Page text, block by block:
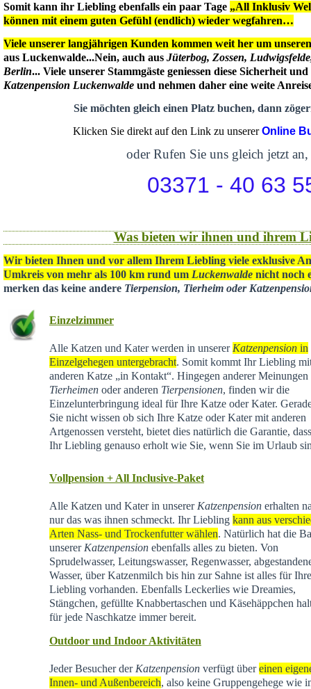
Somit kann ihr Liebling ebenfalls ein paar Tage „All Inklusiv
können mit einem guten Gefühl (endlich) wieder wegfahren…
Viele unserer langjährigen Kunden kommen weit her um
aus Luckenwalde...Nein, auch aus Jüterbog, Zossen,
Berlin... Viele unserer Stammgäste geniessen diese Sicherheit
Katzenpension Luckenwalde und nehmen daher eine weite
Sie möchten gleich einen Platz buchen, dann
Klicken Sie direkt auf den Link zu unsererOnline
oder Rufen Sie uns gleich jetzt an,
03371 - 40 63
Was bieten wir ihnen und ihrem
Wir bieten Ihnen und vor allem Ihrem Liebling viele exklusive
Umkreis von mehr als 100 km rund um Luckenwalde nicht noch
merken das keine andere Tierpension, Tierheim oder
Einzelzimmer
Alle Katzen und Kater werden in unserer Katzenpensionin
Einzelgehegen untergebracht. Somit kommt Ihr Liebling
anderen Katze „in Kontakt“. Hingegen anderer Meinungen
Tierheimenoder anderen Tierpensionen, finden wir die
Einzelunterbringung ideal für Ihre Katze oder Kater.
Sie nicht wissen ob sich Ihre Katze oder Kater mit anderen
Artgenossen versteht, bietet dies natürlich die Garantie,
Ihr Liebling genauso erholt wie Sie, wenn Sie im Urlaub
Vollpension + All Inclusive-Paket
Alle Katzen und Kater in unserer Katzenpensionerhalten
nur das was ihnen schmeckt. Ihr Liebling kann aus
Arten Nass- und Trockenfutter wählen. Natürlich hat die
unserer Katzenpensionebenfalls alles zu bieten. Von
Sprudelwasser, Leitungswasser, Regenwasser,
Wasser, über Katzenmilch bis hin zur Sahne ist alles für
Liebling vorhanden. Ebenfalls Leckerlies wie Dreamies,
Stängchen, gefüllte Knabbertaschen und Käsehäppchen
für jede Naschkatze immer bereit.
Outdoor und Indoor Aktivitäten
Jeder Besucher der Katzenpensionverfügt übereinen
Innen- und Außenbereich, also keine Gruppengehege wie